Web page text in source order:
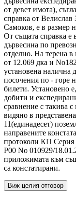
от девет имота),
справка от
Самоков, е в размер
От същата справка е
дървесина по
отделно. На терена
от 12.069 дка и
установена налична
посочения по - горе
билети. Установено
добити и
сравнение с такива
видяно в
11(единадесет)
направените
протоколи КП Серия
Р00 No 010929/
приложимата към
са констатирани.
Виж целия отговор